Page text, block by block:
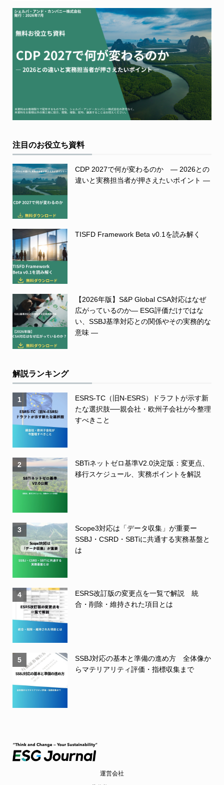
注目のお役立ち資料
CDP 2027で何が変わるのか ― 2026との
違いと実務担当者が押さえたいポイント ―
TISFD Framework Beta v0.1を読み解く
【2026年版】S&P Global CSA対応はなぜ
広がっているのか― ESG評価だけではな
い、SSBJ基準対応との関係やその実務的な
意味 ―
解説ランキング
1
ESRS-TC（旧N-ESRS）ドラフトが示す新
たな選択肢──親会社・欧州子会社が今整理
すべきこと
2
SBTiネットゼロ基準V2.0決定版：変更点、
移行スケジュール、実務ポイントを解説
3
Scope3対応は「データ収集」が重要ー
SSBJ・CSRD・SBTiに共通する実務基盤と
は
4
ESRS改訂版の変更点を一覧で解説 統
合・削除・維持された項目とは
5
SSBJ対応の基本と準備の進め方 全体像か
らマテリアリティ評価・指標収集まで
運営会社